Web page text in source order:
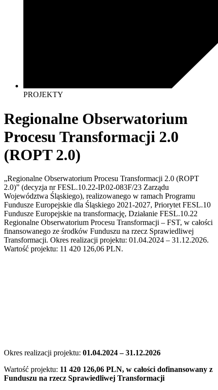
PROJEKTY
Regionalne Obserwatorium
Procesu Transformacji 2.0
(ROPT 2.0)
„Regionalne Obserwatorium Procesu Transformacji 2.0 (ROPT
2.0)” (decyzja nr FESL.10.22-IP.02-083F/23 Zarządu
Województwa Śląskiego), realizowanego w ramach Programu
Fundusze Europejskie dla Śląskiego 2021-2027, Priorytet FESL.10
Fundusze Europejskie na transformację, Działanie FESL.10.22
Regionalne Obserwatorium Procesu Transformacji – FST, w całości
finansowanego ze środków Funduszu na rzecz Sprawiedliwej
Transformacji. Okres realizacji projektu: 01.04.2024 – 31.12.2026.
Wartość projektu: 11 420 126,06 PLN.
Okres realizacji projektu: 01.04.2024 – 31.12.2026
Wartość projektu: 11 420 126,06 PLN, w całości dofinansowany z
Funduszu na rzecz Sprawiedliwej Transformacji